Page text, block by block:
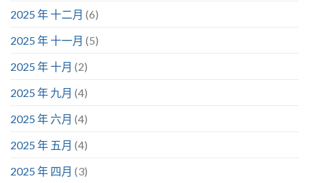
2025 年 十二月 (6)
2025 年 十一月 (5)
2025 年 十月 (2)
2025 年 九月 (4)
2025 年 六月 (4)
2025 年 五月 (4)
2025 年 四月 (3)